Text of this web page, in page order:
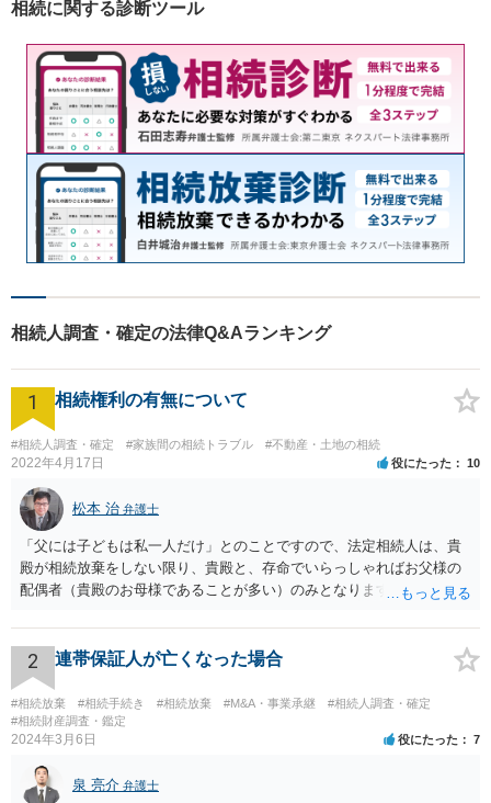
ご相談ください。
相続に関する診断ツール
相続人調査・確定の法律Q&Aランキング
1 相続権利の有無について
#相続人調査・確定 #家族間の相続トラブル #不動産・土地の相続
2022年4月17日 役にたった 10
松本 治 弁護士
「父には子どもは私一人だけ」とのことですので、法定相続人は、貴
殿が相続放棄をしない限り、貴殿と、存命でいらっしゃればお父様の
配偶者（貴殿のお母様であることが多い）のみとなります。遺言がな
2 連帯保証人が亡くなった場合
#相続放棄 #相続手続き #相続放棄 #M&A・事業承継
#相続人調査・確定
#相続財産調査・鑑定
2024年3月6日 役にたった 7
泉 亮介 弁護士